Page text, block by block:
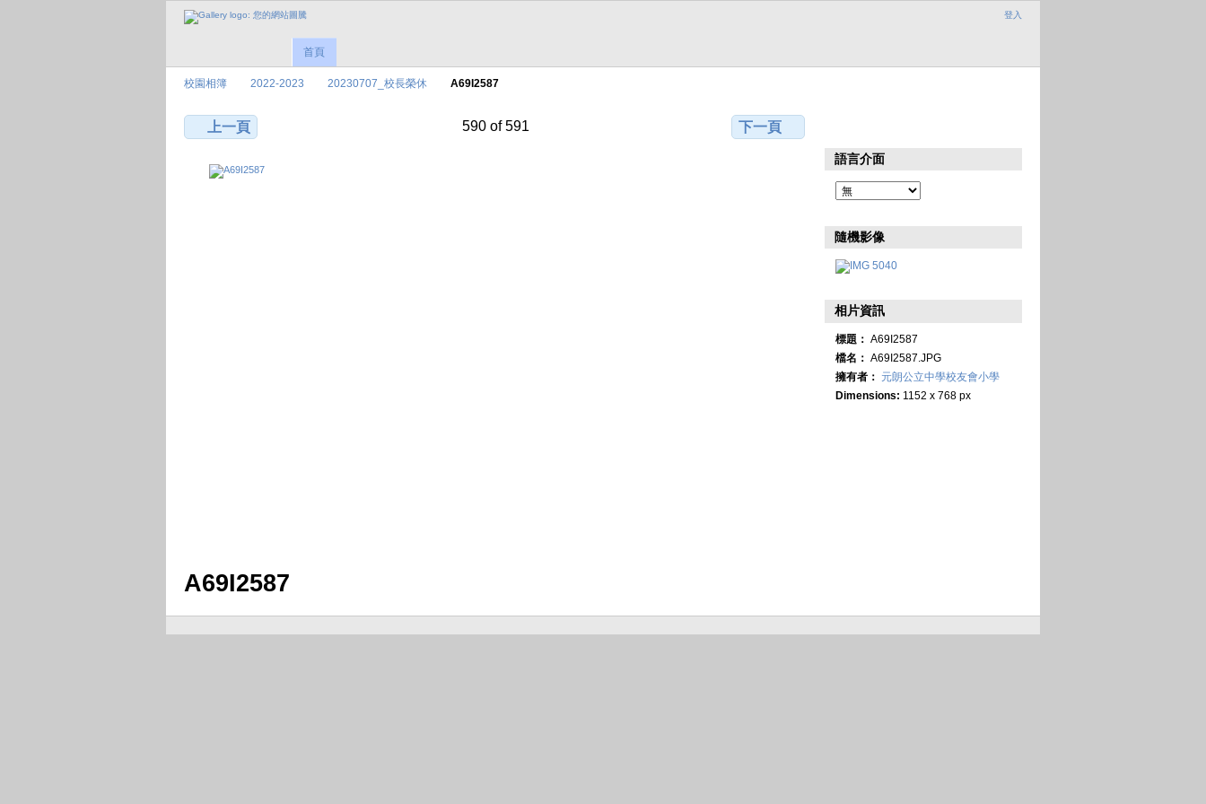
登入
首頁
校園相簿 2022-2023 20230707_校長榮休 A69I2587
上一頁 590 of 591 下一頁
A69I2587
語言介面
隨機影像
相片資訊
標題： A69I2587
檔名： A69I2587.JPG
擁有者：
元朗公立中學校友會小學
Dimensions: 1152 x 768 px